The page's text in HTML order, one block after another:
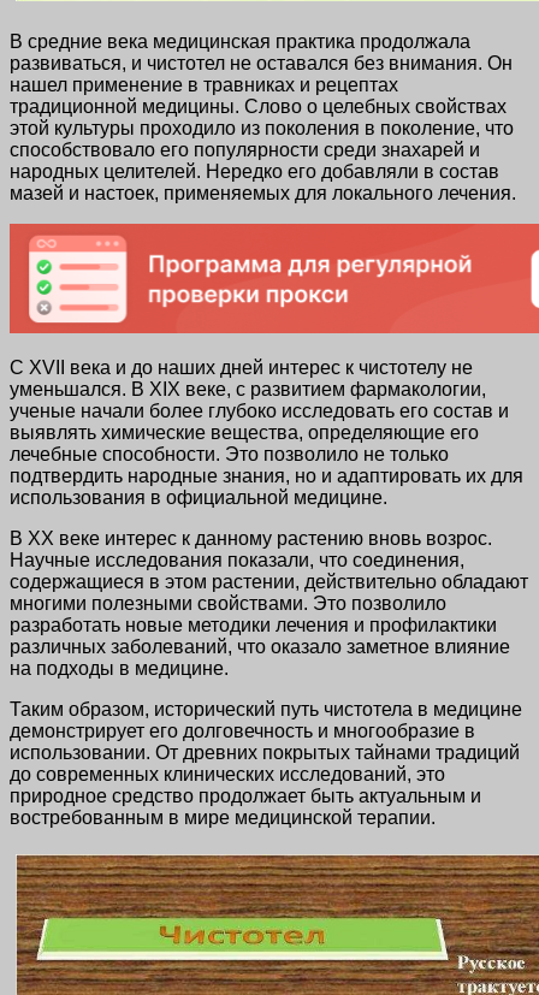
В средние века медицинская практика продолжала
развиваться, и чистотел не оставался без внимания. Он
нашел применение в травниках и рецептах
традиционной медицины. Слово о целебных свойствах
этой культуры проходило из поколения в поколение, что
способствовало его популярности среди знахарей и
народных целителей. Нередко его добавляли в состав
мазей и настоек, применяемых для локального лечения.
С XVII века и до наших дней интерес к чистотелу не
уменьшался. В XIX веке, с развитием фармакологии,
ученые начали более глубоко исследовать его состав и
выявлять химические вещества, определяющие его
лечебные способности. Это позволило не только
подтвердить народные знания, но и адаптировать их для
использования в официальной медицине.
В ХХ веке интерес к данному растению вновь возрос.
Научные исследования показали, что соединения,
содержащиеся в этом растении, действительно обладают
многими полезными свойствами. Это позволило
разработать новые методики лечения и профилактики
различных заболеваний, что оказало заметное влияние
на подходы в медицине.
Таким образом, исторический путь чистотела в медицине
демонстрирует его долговечность и многообразие в
использовании. От древних покрытых тайнами традиций
до современных клинических исследований, это
природное средство продолжает быть актуальным и
востребованным в мире медицинской терапии.